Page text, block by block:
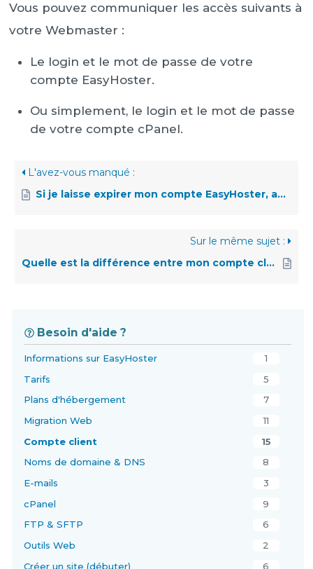
Vous pouvez communiquer les accès suivants à
votre Webmaster :
Le login et le mot de passe de votre
compte EasyHoster.
Ou simplement, le login et le mot de passe
de votre compte cPanel.
L'avez-vous manqué :
Si je laisse expirer mon compte EasyHoster, après combien de temps mes données sont-elles supprimées ?
Sur le même sujet :
Quelle est la différence entre mon compte client EasyHoster et mon compte cPanel ?
Besoin d'aide ?
Informations sur EasyHoster
1
Tarifs
5
Plans d'hébergement
7
Migration Web
11
Compte client
15
Noms de domaine & DNS
8
E-mails
3
cPanel
9
FTP & SFTP
6
Outils Web
2
Créer un site (débuter)
6